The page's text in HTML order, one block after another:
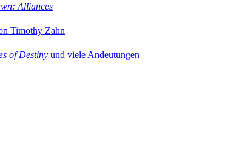
Alliances
Timothy Zahn
of Destiny und viele Andeutungen